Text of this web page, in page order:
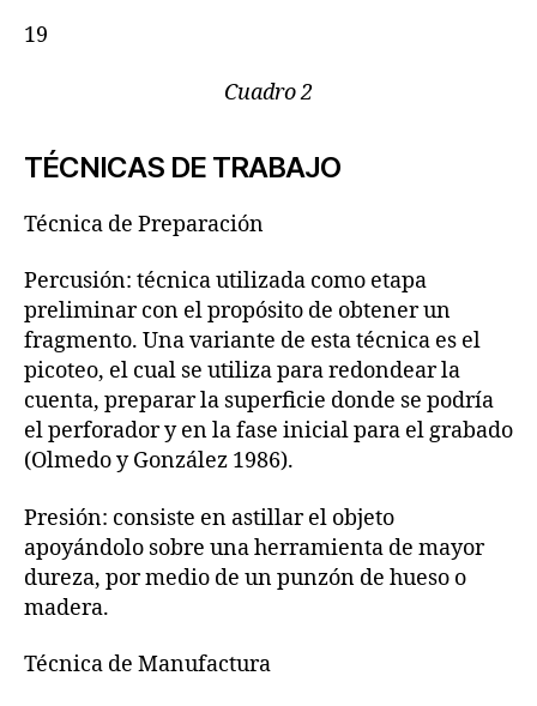
19
Cuadro 2
TÉCNICAS DE TRABAJO
Técnica de Preparación
Percusión: técnica utilizada como etapa
preliminar con el propósito de obtener un
fragmento. Una variante de esta técnica es el
picoteo, el cual se utiliza para redondear la
cuenta, preparar la superficie donde se podría
el perforador y en la fase inicial para el grabado
(Olmedo y González 1986).
Presión: consiste en astillar el objeto
apoyándolo sobre una herramienta de mayor
dureza, por medio de un punzón de hueso o
madera.
Técnica de Manufactura